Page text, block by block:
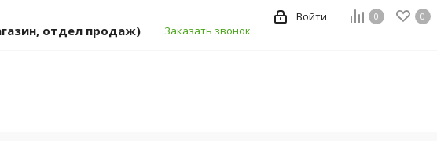
0 0
Войти
отдел продаж) Заказать звонок